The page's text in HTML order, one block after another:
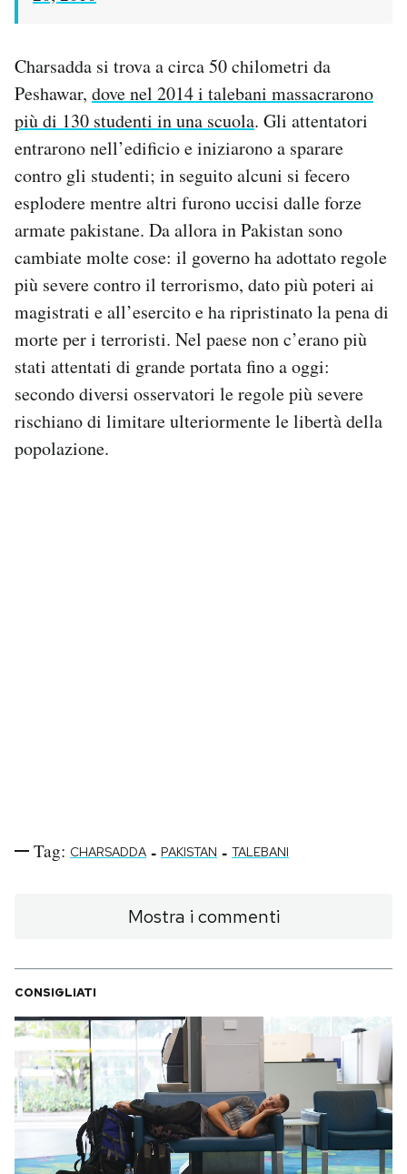
Charsadda si trova a circa 50 chilometri da
Peshawar, dove nel 2014 i talebani massacrarono
più di 130 studenti in una scuola. Gli attentatori
entrarono nell’edificio e iniziarono a sparare
contro gli studenti; in seguito alcuni si fecero
esplodere mentre altri furono uccisi dalle forze
armate pakistane. Da allora in Pakistan sono
cambiate molte cose: il governo ha adottato regole
più severe contro il terrorismo, dato più poteri ai
magistrati e all’esercito e ha ripristinato la pena di
morte per i terroristi. Nel paese non c’erano più
stati attentati di grande portata fino a oggi:
secondo diversi osservatori le regole più severe
rischiano di limitare ulteriormente le libertà della
popolazione.
Tag: CHARSADDA - PAKISTAN - TALEBANI
Mostra i commenti
CONSIGLIATI